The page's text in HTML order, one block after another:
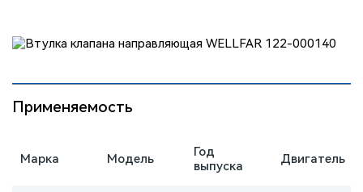
Применяемость
Марка Модель
Год
выпуска
Двигатель